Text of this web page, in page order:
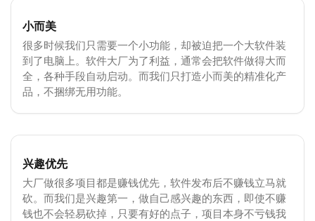
小而美
很多时候我们只需要一个小功能，却被迫把一个大软件装
到了电脑上。软件大厂为了利益，通常会把软件做得大而
全，各种手段自动启动。而我们只打造小而美的精准化产
品，不捆绑无用功能。
兴趣优先
大厂做很多项目都是赚钱优先，软件发布后不赚钱立马就
砍。而我们是兴趣第一，做自己感兴趣的东西，即使不赚
钱也不会轻易砍掉，只要有好的点子，项目本身不亏钱我